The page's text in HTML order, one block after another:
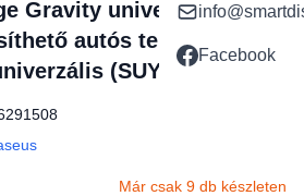
Facebook
Gravity univerzális CD
autós telefontartó
(SUYL-J01)
Már csak 9 db készleten